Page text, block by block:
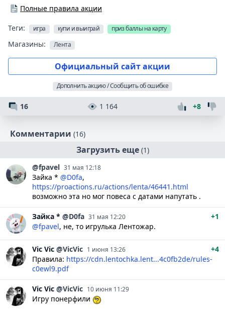
Полные правила акции
Теги: игра купи и выиграй приз баллы на карту
Магазины: Лента
Официальный сайт акции
Дополнить акцию / Сообщить об ошибке
16 1 164 +8
Комментарии (16)
Загрузить еще (1)
@fpavel 31 мая 12:18
Зайка * @D0fa,
https://proactions.ru/actions/lenta/46441.html
возможно эта но мог повеса с датами напутать .
Зайка * @D0fa 31 мая 12:20
+1
@fpavel, не, то игрулька Лентожар.
Vic Vic @VicVic 1 июня 13:26
+4
Правила: https://cdn.lentochka.lent...4c0fb2de/rules-
c0ewl9.pdf
Vic Vic @VicVic 10 июня 11:29
Игру понерфили